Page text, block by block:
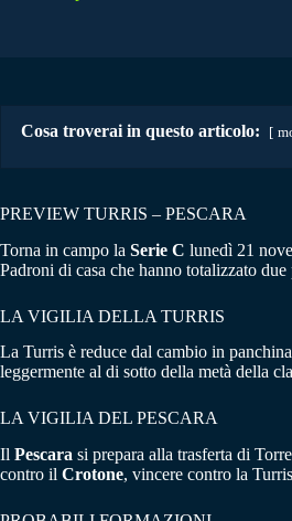
Cosa troverai in questo articolo:
PREVIEW TURRIS – PESCARA
Torna in campo la Serie C lunedì 21
Padroni di casa che hanno totalizzato
LA VIGILIA DELLA TURRIS
La Turris è reduce dal cambio in
leggermente al di sotto della metà della
LA VIGILIA DEL PESCARA
Il Pescara si prepara alla trasferta di
contro il Crotone, vincere contro la